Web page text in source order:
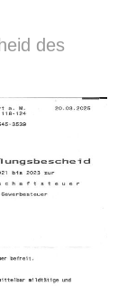
des